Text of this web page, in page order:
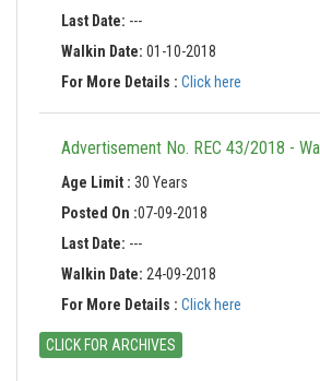
Last Date: ---
Walkin Date: 01-10-2018
For More Details : Click here
Advertisement No. REC 43/2018 -
Age Limit : 30 Years
Posted On :07-09-2018
Last Date: ---
Walkin Date: 24-09-2018
For More Details : Click here
CLICK FOR ARCHIVES